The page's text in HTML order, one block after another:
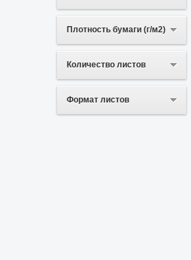
Плотность бумаги (г/м2)
Количество листов
Формат листов